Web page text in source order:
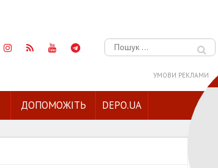
Пошук:
УМОВИ РЕКЛАМИ
ДОПОМОЖІТЬ DEPO.UA